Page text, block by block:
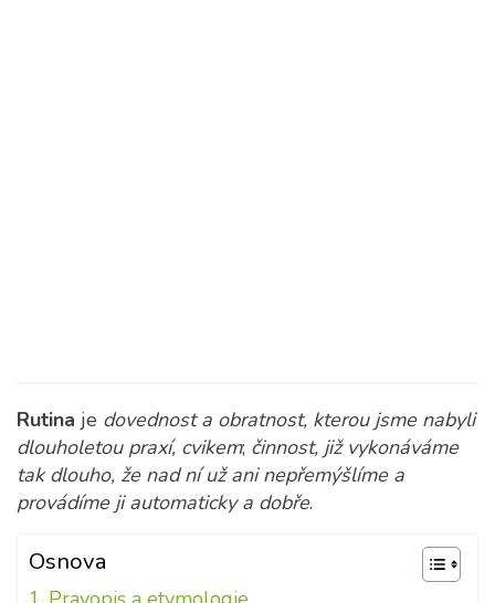
Rutina je dovednost a obratnost, kterou jsme nabyli
dlouholetou praxí, cvikem; činnost, již vykonáváme
tak dlouho, že nad ní už ani nepřemýšlíme a
provádíme ji automaticky a dobře.
Osnova